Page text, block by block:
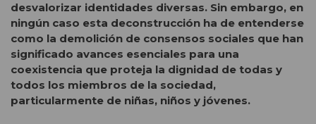
desvalorizar identidades diversas. Sin embargo, en
ningún caso esta deconstrucción ha de entenderse
como la demolición de consensos sociales que han
significado avances esenciales para una
coexistencia que proteja la dignidad de todas y
todos los miembros de la sociedad,
particularmente de niñas, niños y jóvenes.